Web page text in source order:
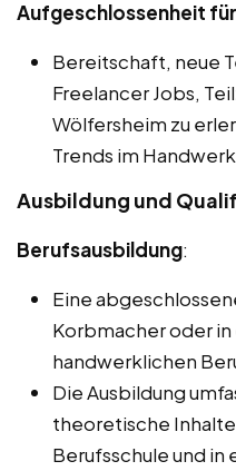
Aufgeschlossenheit
Bereitschaft, neue
Freelancer Jobs,
Wölfersheim zu
Trends im
Ausbildung und
Berufsausbildung:
Eine
Korbmacher oder
handwerklichen
Die Ausbildung
theoretische
Berufsschule und